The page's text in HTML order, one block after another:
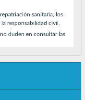
sanitaria, los
responsabilidad civil.
duden en consultar las